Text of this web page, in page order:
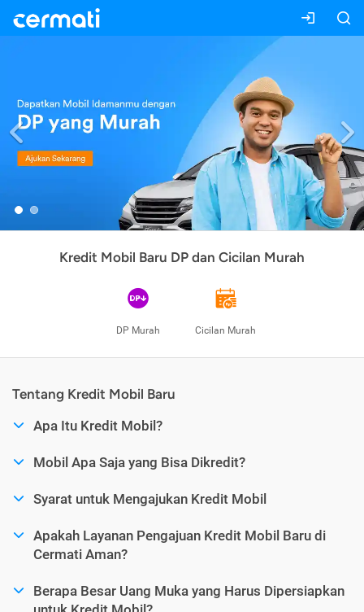
Previous
Kredit Mobil Baru DP dan Cicilan Murah
DP Murah Cicilan Murah
Tentang Kredit Mobil Baru
Apa Itu Kredit Mobil?
Mobil Apa Saja yang Bisa Dikredit?
Syarat untuk Mengajukan Kredit Mobil
Apakah Layanan Pengajuan Kredit Mobil Baru di
Cermati Aman?
Berapa Besar Uang Muka yang Harus Dipersiapkan